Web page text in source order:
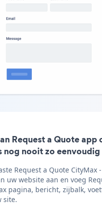
Request a Quote app
nog nooit zo
Request a Quote CityMax
uw website aan en voeg
pagina, bericht, zijbalk,
site.